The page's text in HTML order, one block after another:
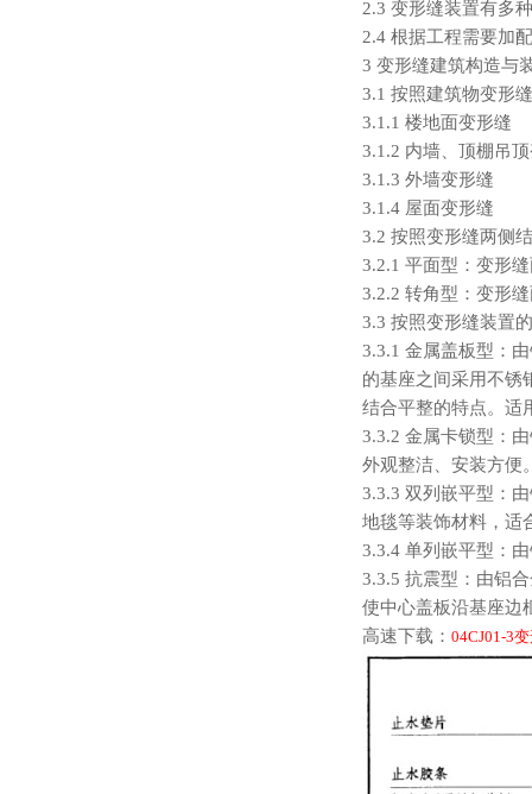
2.3 变形缝装置有多
2.4 根据工程需要加
3 变形缝建筑构造与
3.1 按照建筑物变形
3.1.1 楼地面变形缝
3.1.2 内墙、顶棚吊
3.1.3 外墙变形缝
3.1.4 屋面变形缝
3.2 按照变形缝两侧
3.2.1 平面型：变形
3.2.2 转角型：变形
3.3 按照变形缝装置
3.3.1 金属盖板型：
的基座之间采用不锈
结合平整的特点。适
3.3.2 金属卡锁型：
外观整洁、安装方便
3.3.3 双列嵌平型：
地毯等装饰材料，适
3.3.4 单列嵌平型：
3.3.5 抗震型：由铝
使中心盖板沿基座边
高速下载： 04CJ01-3